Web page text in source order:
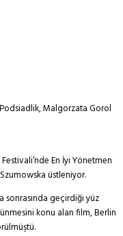
Malgorzata Gorol
En İyi Yönetmen
üstleniyor.
sonrasında geçirdiği yüz
konu alan film, Berlin